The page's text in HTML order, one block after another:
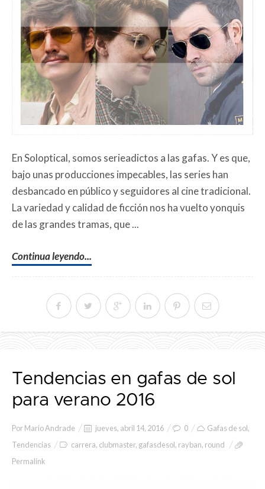
En Soloptical, somos serieadictos a las gafas. Y es que,
bajo unas producciones impecables, las series han
desbancado en público y seguidores al cine tradicional.
La variedad y calidad de ficción nos ha vuelto yonquis
de las grandes tramas, que ...
Continua leyendo...
Tendencias en gafas de sol
para verano 2016
PorMario Andrade jueves, abril 14, 2016 0 Gafas de sol,
Tendencias
carrera, clubmaster, gafasdesol, rayban, round
Permalink